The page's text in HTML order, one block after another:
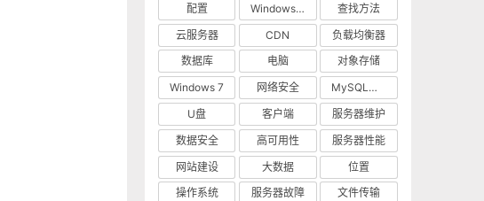
配置
Windows 10
查找方法
云服务器
CDN
负载均衡器
数据库
电脑
对象存储
Windows 7
网络安全
MySQL数据库
U盘
客户端
服务器维护
数据安全
高可用性
服务器性能
网站建设
大数据
位置
操作系统
服务器故障 文件传输